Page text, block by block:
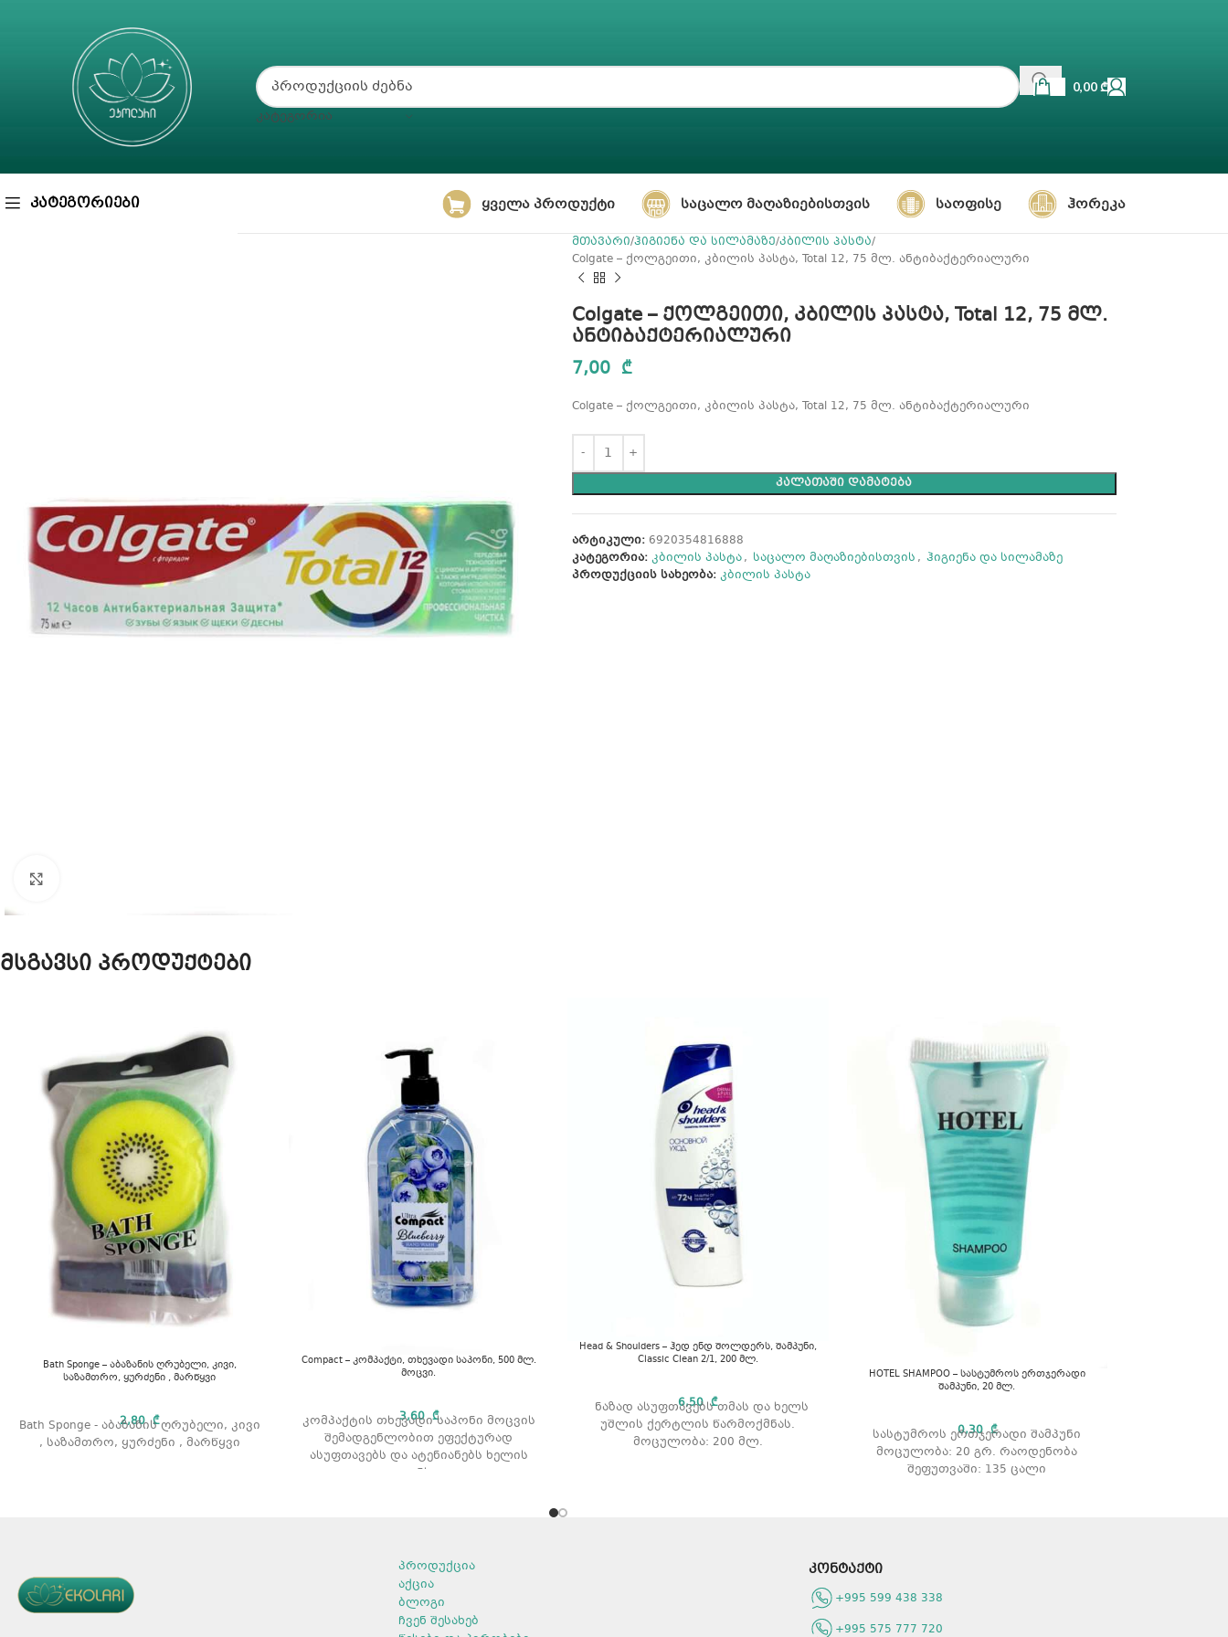
ᲙᲐᲢᲔᲒᲝᲠᲘᲐ
0,00₾
ᲙᲐᲢᲔᲒᲝᲠᲘᲔᲑᲘ ᲧᲕᲔᲚᲐ ᲞᲠᲝᲓᲣᲥᲢᲘ ᲡᲐᲪᲐᲚᲝ ᲛᲐᲦᲐᲖᲘᲔᲑᲘᲡᲗᲕᲘᲡ ᲡᲐᲝᲤᲘᲡᲔ ᲰᲝᲠᲔᲙᲐ
მთავარი ჰიგიენა და სილამაზე კბილის პასტა
Colgate – ქოლგეითი, კბილის პასტა, Total 12, 75 მლ. ანტიბაქტერიალური
Colgate – ქოლგეითი, კბილის პასტა, Total 12, 75 მლ.
ანტიბაქტერიალური
7,00 ₾
Colgate – ქოლგეითი, კბილის პასტა, Total 12, 75 მლ. ანტიბაქტერიალური
ᲙᲐᲚᲐᲗᲐᲨᲘ ᲓᲐᲛᲐᲢᲔᲑᲐ
არტიკული: 6920354816888
კატეგორია: კბილის პასტა, საცალო მაღაზიებისთვის , ჰიგიენა და სილამაზე
პროდუქციის სახეობა: კბილის პასტა
მსგავსი პროდუქტები
Bath Sponge – აბაზანის ღრუბელი, კივი,
საზამთრო, ყურძენი , მარწყვი
2,80₾
Bath Sponge - აბაზანის ღრუბელი, კივი
, საზამთრო, ყურძენი , მარწყვი
Compact – კომპაქტი, თხევადი საპონი, 500 მლ.
მოცვი.
3,60₾
კომპაქტის თხევადი საპონი მოცვის
შემადგენლობით ეფექტურად
ასუფთავებს და ატენიანებს ხელის
კანს.
Head & Shoulders – ჰედ ენდ შოლდერს, შამპუნი,
Classic Clean 2/1, 200 მლ.
6,50₾
ნაზად ასუფთავებს თმას და ხელს
უშლის ქერტლის წარმოქმნას.
მოცულობა: 200 მლ.
HOTEL SHAMPOO – სასტუმროს ერთჯერადი
შამპუნი, 20 მლ.
0,30₾
სასტუმროს ერთჯერადი შამპუნი
მოცულობა: 20 გრ. რაოდენობა
შეფუთვაში: 135 ცალი
პროდუქცია
აქცია
ბლოგი
ჩვენ შესახებ
კონტაქტი
+995 599 438 338
+995 575 777 720